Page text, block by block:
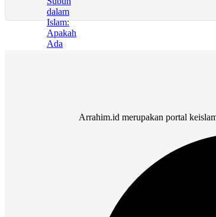
Arrahim.id merupakan portal